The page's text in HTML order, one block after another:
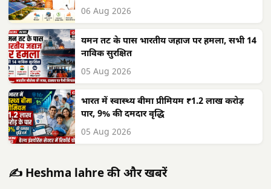
06 Aug 2026
यमन तट के पास भारतीय जहाज पर हमला, सभी 14
नाविक सुरक्षित
05 Aug 2026
भारत में स्वास्थ्य बीमा प्रीमियम ₹1.2 लाख करोड़
पार, 9% की दमदार वृद्धि
05 Aug 2026
✍️ Heshma lahre की और खबरें